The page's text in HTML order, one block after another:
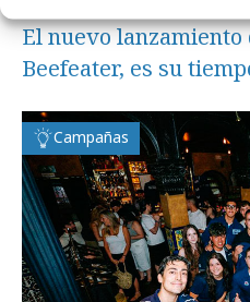
El nuevo
Beefeater, es su
Campañas